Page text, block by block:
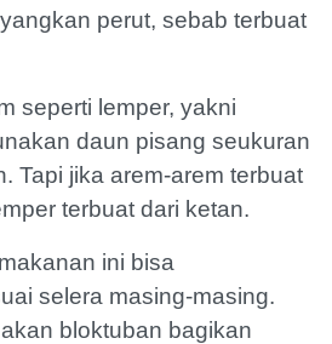
perut, sebab terbuat
seperti lemper, yakni
daun pisang seukuran
Tapi jika arem-arem terbuat
terbuat dari ketan.
ini bisa
selera masing-masing.
bloktuban bagikan